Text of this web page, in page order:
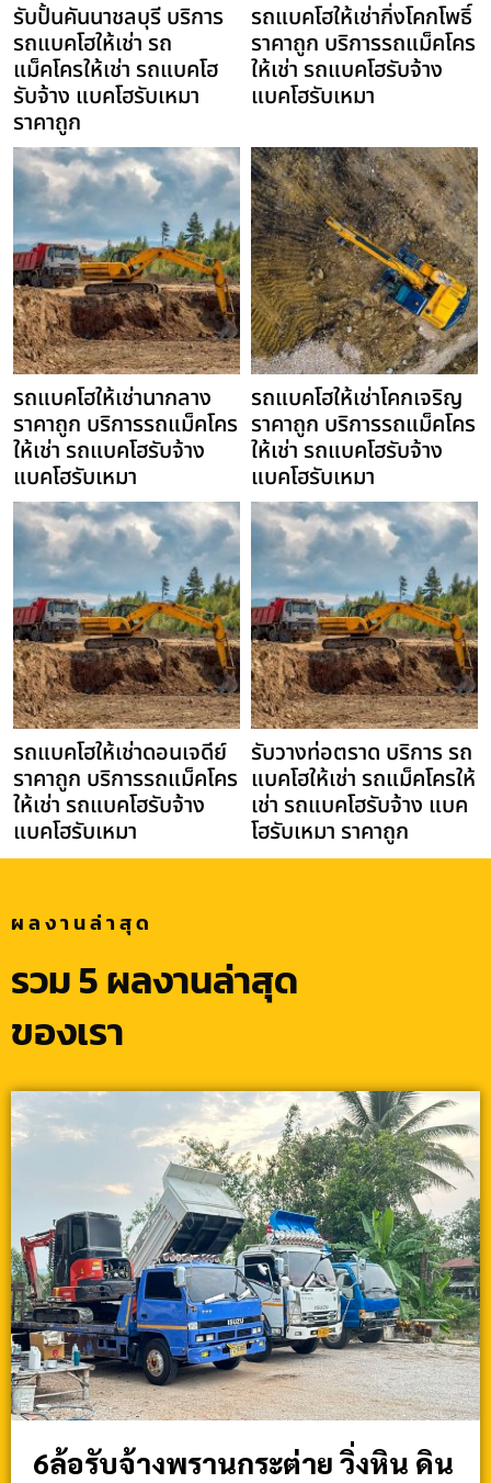
รับปั้นคันนาชลบุรี บริการ
รถแบคโฮให้เช่า รถ
แม็คโครให้เช่า รถแบคโฮ
รับจ้าง แบคโฮรับเหมา
ราคาถูก
รถแบคโฮให้เช่ากิ่งโคกโพธิ์
ราคาถูก บริการรถแม็คโคร
ให้เช่า รถแบคโฮรับจ้าง
แบคโฮรับเหมา
รถแบคโฮให้เช่านากลาง
ราคาถูก บริการรถแม็คโคร
ให้เช่า รถแบคโฮรับจ้าง
แบคโฮรับเหมา
รถแบคโฮให้เช่าโคกเจริญ
ราคาถูก บริการรถแม็คโคร
ให้เช่า รถแบคโฮรับจ้าง
แบคโฮรับเหมา
รถแบคโฮให้เช่าดอนเจดีย์
ราคาถูก บริการรถแม็คโคร
ให้เช่า รถแบคโฮรับจ้าง
แบคโฮรับเหมา
รับวางท่อตราด บริการ รถ
แบคโฮให้เช่า รถแม็คโครให้
เช่า รถแบคโฮรับจ้าง แบค
โฮรับเหมา ราคาถูก
ผลงานล่าสุด
รวม 5 ผลงานล่าสุด
ของเรา
6ล้อรับจ้างพรานกระต่าย วิ่งหิน ดิน